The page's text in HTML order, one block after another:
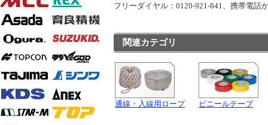
フリーダイヤル：0120-921-841、携帯電
関連カテゴリ
通線・入線用ロープ ビニールテープ